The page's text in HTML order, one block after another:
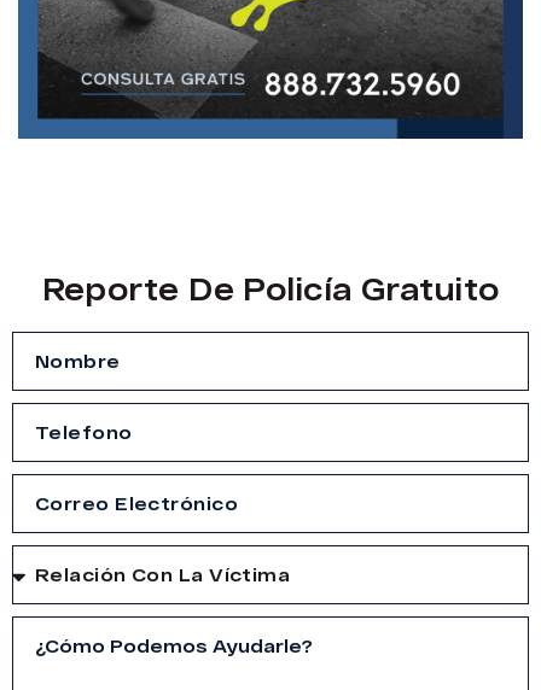
Reporte De Policía Gratuito